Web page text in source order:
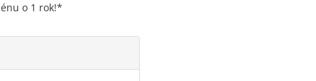
o 1 rok!*